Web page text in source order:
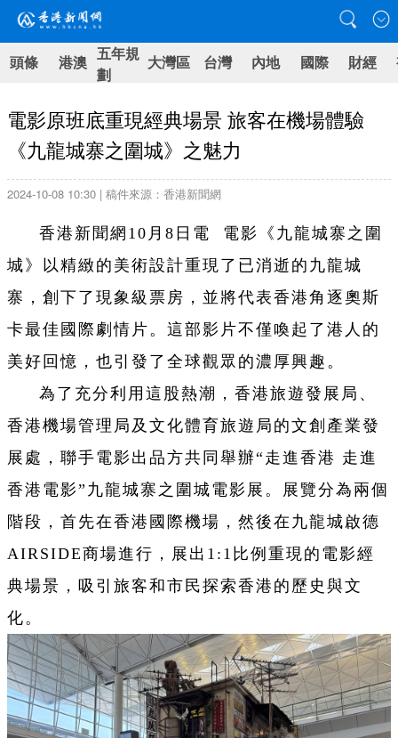
頭條 港澳 五年規
劃
大灣區 台灣 內地 國際 財經
電影原班底重現經典場景 旅客在機場體驗
《九龍城寨之圍城》之魅力
2024-10-08 10:30 | 稿件來源：香港新聞網
香港新聞網10月8日電 電影《九龍城寨之圍
城》以精緻的美術設計重現了已消逝的九龍城
寨，創下了現象級票房，並將代表香港角逐奧斯
卡最佳國際劇情片。這部影片不僅喚起了港人的
美好回憶，也引發了全球觀眾的濃厚興趣。
為了充分利用這股熱潮，香港旅遊發展局、
香港機場管理局及文化體育旅遊局的文創產業發
展處，聯手電影出品方共同舉辦“走進香港 走進
香港電影”九龍城寨之圍城電影展。展覽分為兩個
階段，首先在香港國際機場，然後在九龍城啟德
AIRSIDE商場進行，展出1:1比例重現的電影經
典場景，吸引旅客和市民探索香港的歷史與文
化。